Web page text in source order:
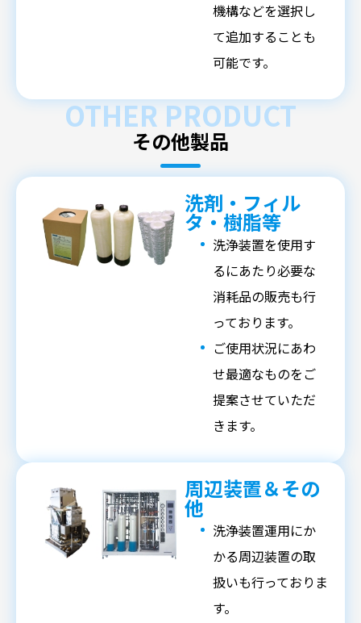
機構などを選択し
て追加することも
可能です。
OTHER PRODUCT
その他製品
洗剤・フィル
タ・樹脂等
洗浄装置を使用す
るにあたり必要な
消耗品の販売も行
っております。
ご使用状況にあわ
せ最適なものをご
提案させていただ
きます。
周辺装置＆その
他
洗浄装置運用にか
かる周辺装置の取
扱いも行っておりま
す。